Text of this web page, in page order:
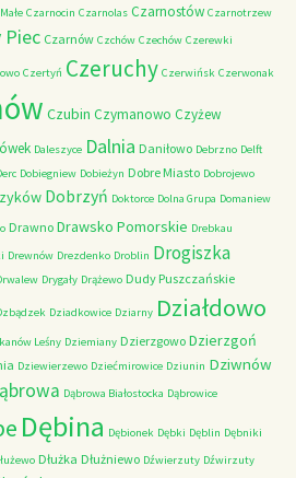
Czarnocin Czarnolas Czarnostów Czarnotrzew
Piec Czarnów Czchów Czechów Czerewki
Czertyń Czeruchy Czerwińsk Czerwonak
Czubin Czymanowo Czyżew
Daleszyce Dalnia Daniłowo Debrzno Delft
Dobiegniew Dobieżyn Dobre Miasto Dobrojewo
Dobrzyń Doktorce Dolna Grupa Domaniew
Drawno Drawsko Pomorskie Drebkau
Drewnów Drezdenko Droblin Drogiszka
Drygały Drążewo Dudy Puszczańskie
Dziadkowice Dziarny Działdowo
Leśny Dziemiany Dzierzgowo Dzierzgoń
Dziewierzewo Dziećmirowice Dziunin Dziwnów
Dąbrowa Białostocka Dąbrowice
Dębina Dębionek Dębki Dęblin Dębniki
Dłużka Dłużniewo Dźwierzuty Dźwirzuty